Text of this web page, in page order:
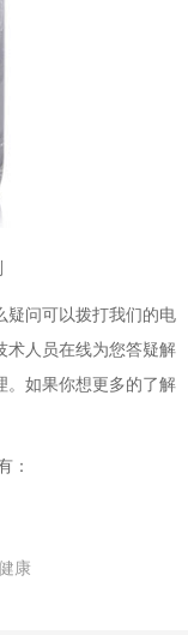
疑问可以拨打我们的电
术人员在线为您答疑解
。如果你想更多的了解
：
康